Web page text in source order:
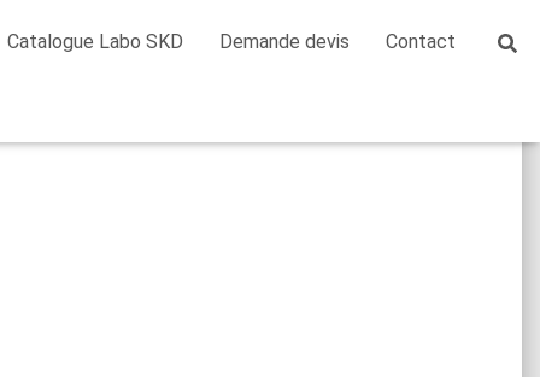
Catalogue Labo SKD Demande devis Contact